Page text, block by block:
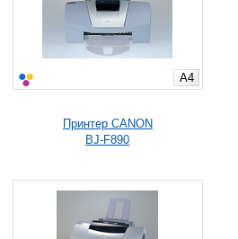
A4
Принтер CANON
BJ-F890